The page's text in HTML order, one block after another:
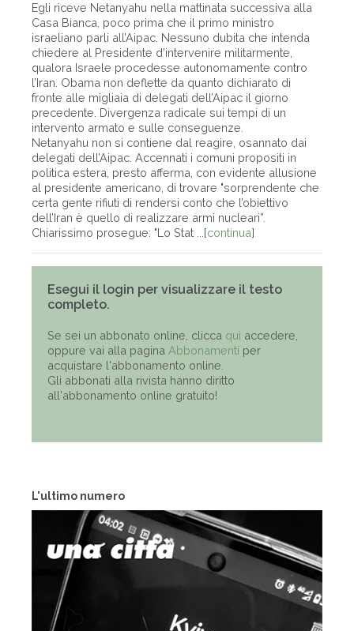
L'ultimo numero
Egli riceve Netanyahu nella mattinata successiva alla
Casa Bianca, poco prima che il primo ministro
israeliano parli all’Aipac. Nessuno dubita che intenda
chiedere al Presidente d’intervenire militarmente,
qualora Israele procedesse autonomamente contro
l’Iran. Obama non deflette da quanto dichiarato di
fronte alle migliaia di delegati dell’Aipac il giorno
precedente. Divergenza radicale sui tempi di un
intervento armato e sulle conseguenze.
Netanyahu non si contiene dal reagire, osannato dai
delegati dell’Aipac. Accennati i comuni propositi in
politica estera, presto afferma, con evidente allusione
al presidente americano, di trovare "sorprendente che
certa gente rifiuti di rendersi conto che l’obiettivo
dell’Iran è quello di realizzare armi nucleari”.
Chiarissimo prosegue: "Lo Stat ...[continua]
Esegui il login per visualizzare il testo
completo.
Se sei un abbonato online, clicca qui accedere,
oppure vai alla pagina Abbonamenti per
acquistare l'abbonamento online.
Gli abbonati alla rivista hanno diritto
all'abbonamento online gratuito!